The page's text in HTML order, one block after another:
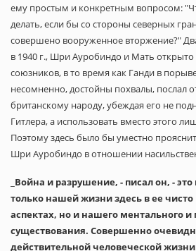
ему простым и конкретным вопросом:
делать, если бы со стороны северных
совершено вооруженное вторжение?"
в 1940 г., Шри Ауробиндо и Мать открыто
союзников, в то время как Ганди в
несомненно, достойны похвалы, послал
британскому народу, убеждая его не
Гитлера, а использовать вместо этого
Поэтому здесь было бы уместно
Шри Ауробиндо в отношении
Война и разрушение, - писал он, -
только нашей жизни здесь в ее
аспектах, но и нашего ментального и
существования. Совершенно
действительной человеческой